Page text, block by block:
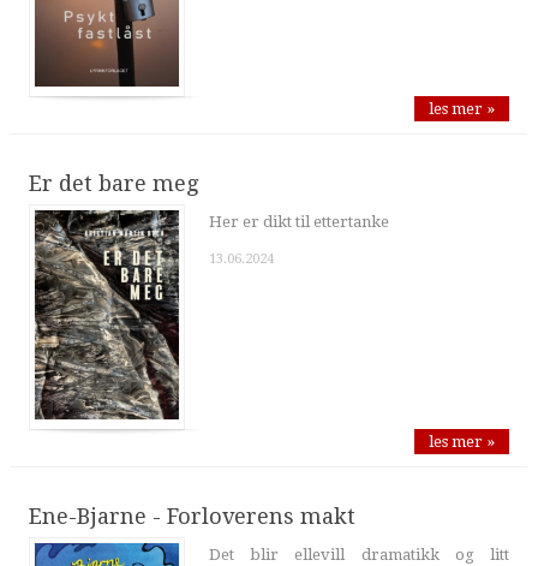
les mer »
Er det bare meg
Her er dikt til ettertanke
13.06.2024
les mer »
Ene-Bjarne - Forloverens makt
Det blir ellevill dramatikk og litt